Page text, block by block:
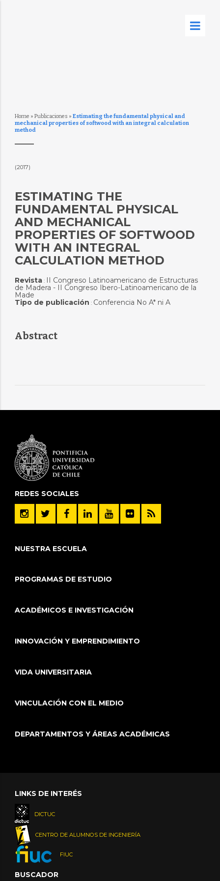
Home » Publicaciones » Estimating the fundamental physical and
mechanical properties of softwood with an integral calculation
method
(2017)
ESTIMATING THE
FUNDAMENTAL PHYSICAL
AND MECHANICAL
PROPERTIES OF SOFTWOOD
WITH AN INTEGRAL
CALCULATION METHOD
Revista: II Congreso Latinoamericano de Estructuras
de Madera - II Congreso Ibero-Latinoamericano de la
Made
Tipo de publicación : Conferencia No A* ni A
Abstract
REDES SOCIALES
NUESTRA ESCUELA
PROGRAMAS DE ESTUDIO
ACADÉMICOS E INVESTIGACIÓN
INNOVACIÓN Y EMPRENDIMIENTO
VIDA UNIVERSITARIA
VINCULACIÓN CON EL MEDIO
DEPARTAMENTOS Y ÁREAS ACADÉMICAS
LINKS DE INTERÉS
DICTUC
CENTRO DE ALUMNOS DE INGENIERÍA
FIUC
BUSCADOR